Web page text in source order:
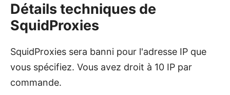
Détails techniques de
SquidProxies
SquidProxies sera banni pour l'adresse IP que
vous spécifiez. Vous avez droit à 10 IP par
commande.